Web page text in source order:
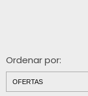
Ordenar por: